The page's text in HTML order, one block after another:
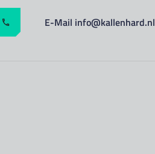
E-Mail info@kallenhard.nl